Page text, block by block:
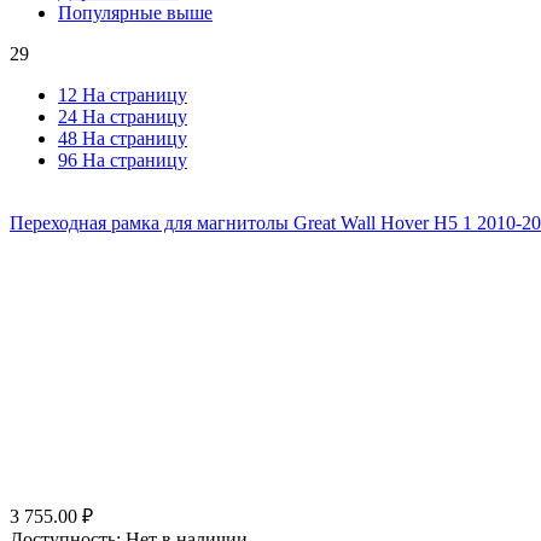
Популярные выше
29
12 На страницу
24 На страницу
48 На страницу
96 На страницу
Переходная рамка для магнитолы Great Wall Hover H5 1 2010-
3 755.00 ₽